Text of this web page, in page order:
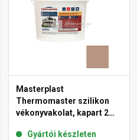
Masterplast
Thermomaster szilikon
vékonyvakolat, kapart 2
Gyártói készleten